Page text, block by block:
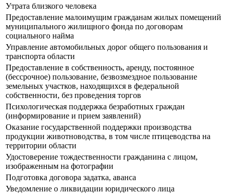
Утрата близкого человека
Предоставление малоимущим гражданам жилых помещений
муниципального жилищного фонда по договорам
социального найма
Управление автомобильных дорог общего пользования и
транспорта области
Предоставление в собственность, аренду, постоянное
(бессрочное) пользование, безвозмездное пользование
земельных участков, находящихся в федеральной
собственности, без проведения торгов
Психологическая поддержка безработных граждан
(информирование и прием заявлений)
Оказание государственной поддержки производства
продукции животноводства, в том числе птицеводства на
территории области
Удостоверение тождественности гражданина с лицом,
изображенным на фотографии
Подготовка договора задатка, аванса
Уведомление о ликвидации юридического лица